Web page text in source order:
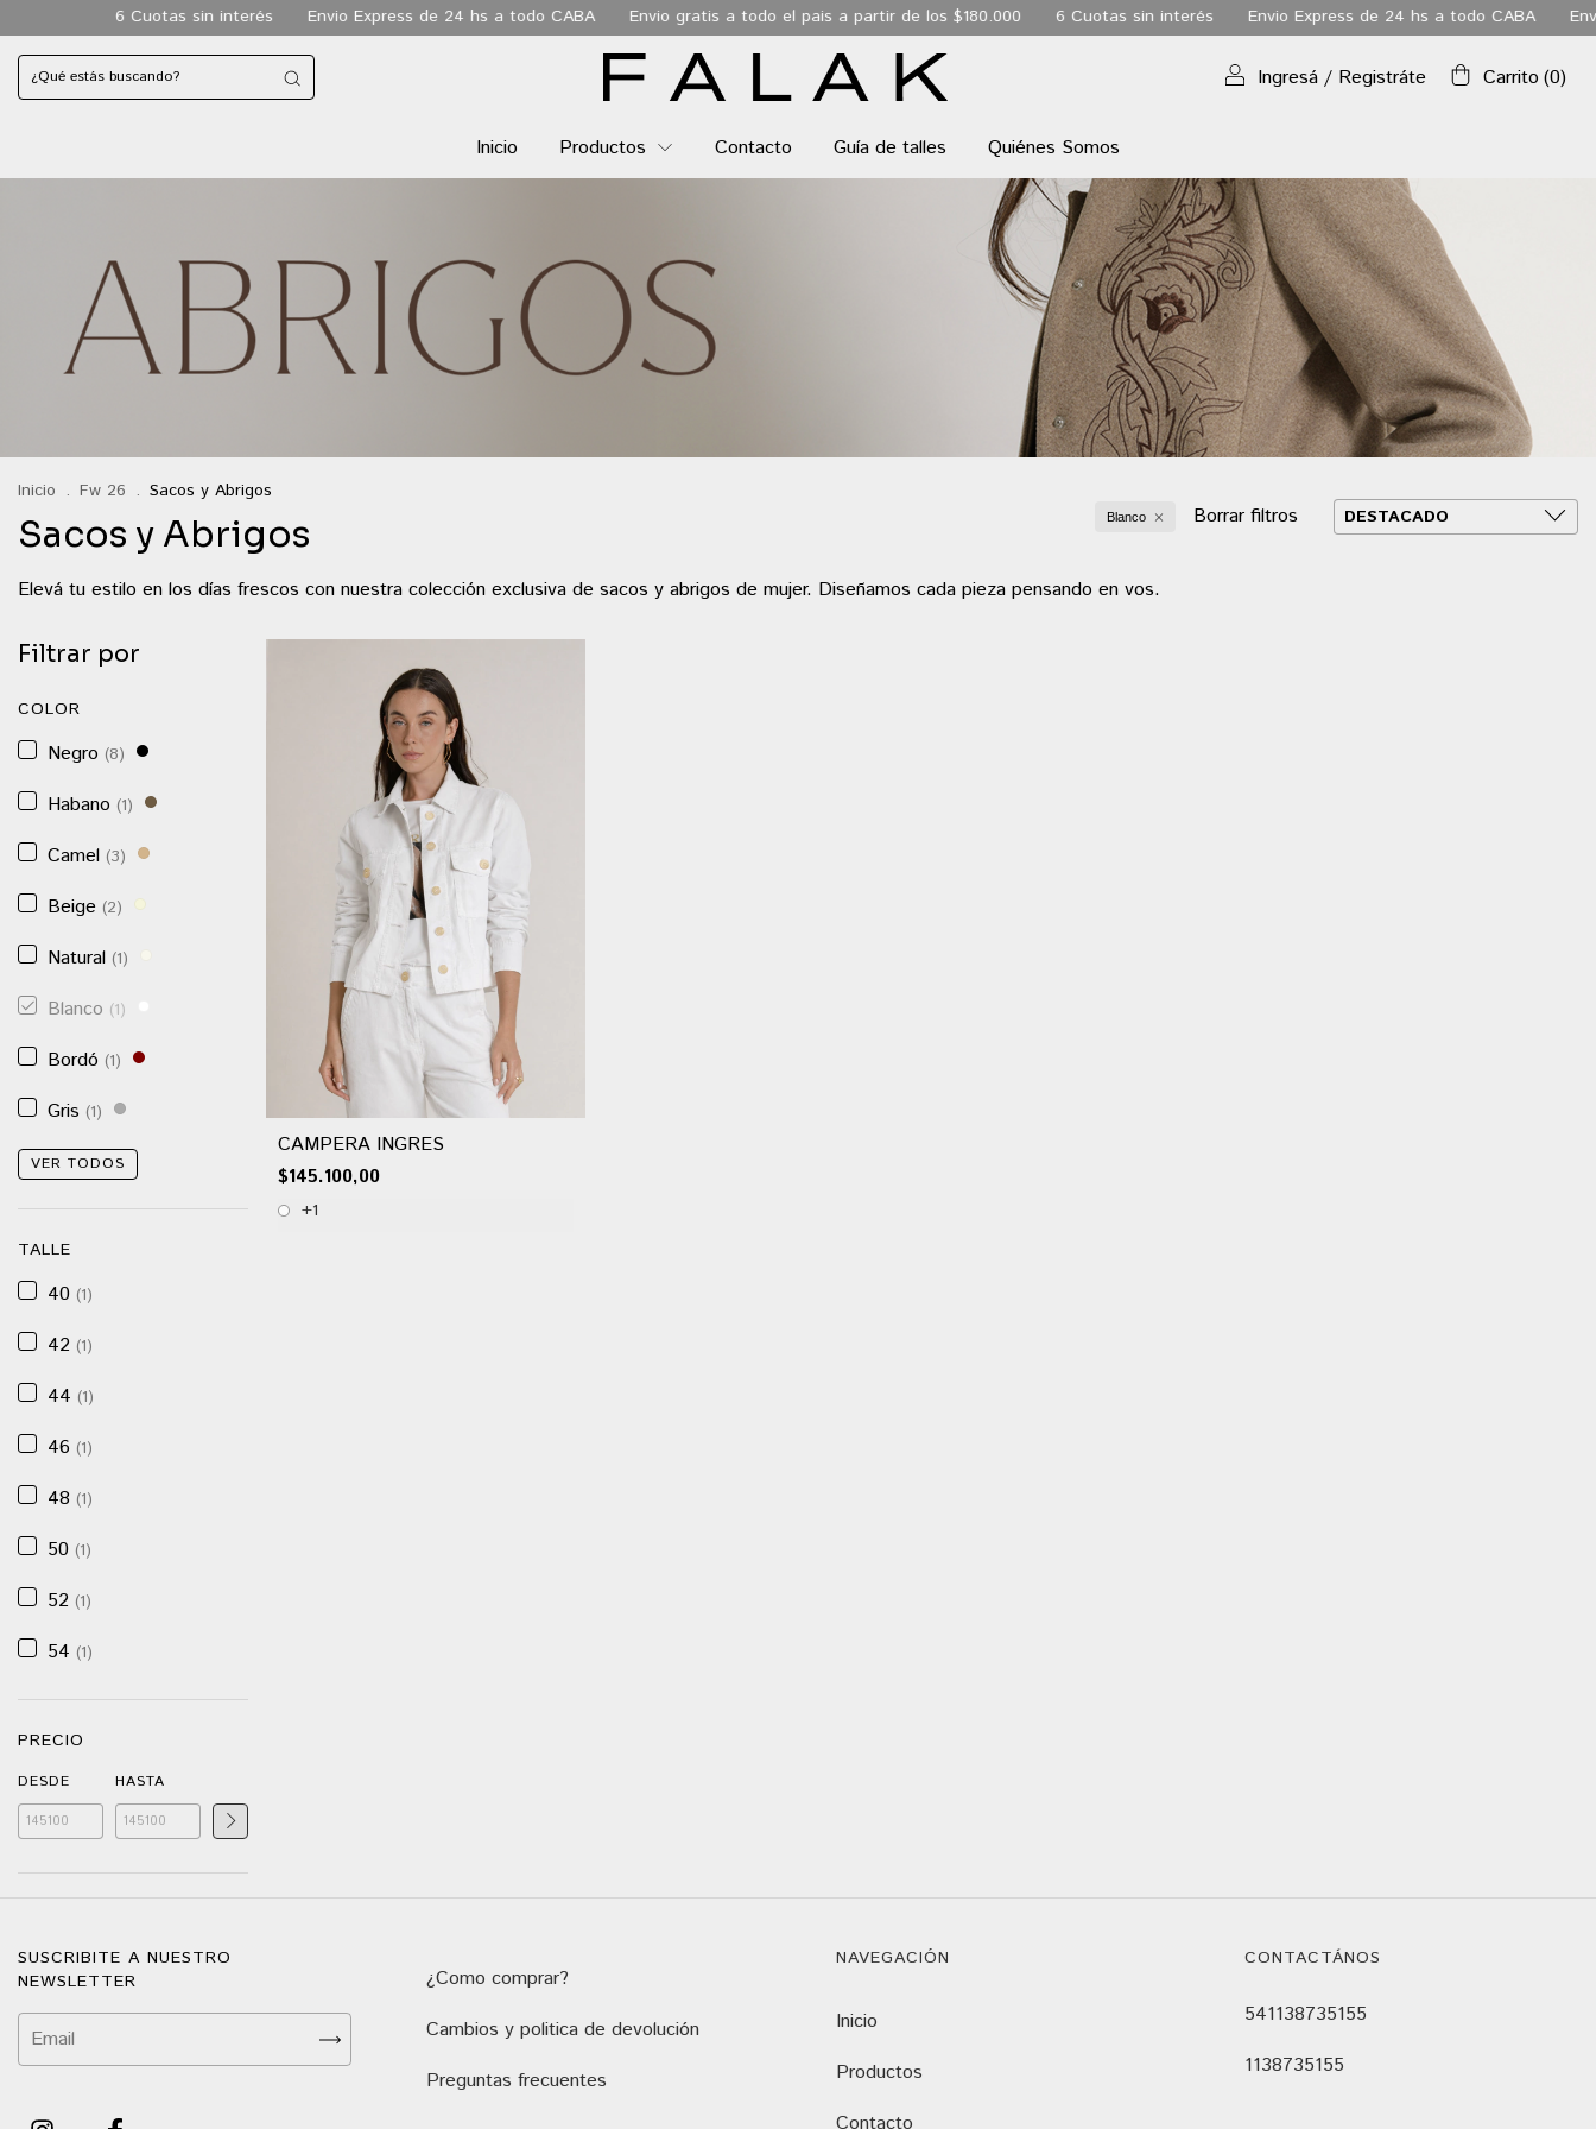
6 Cuotas sin interés Envio Express de 24 hs a todo CABA Envio gratis a todo el pais a partir de los $180.000 6 Cuotas sin interés Envio Express de 24 hs a todo CABA Envio gratis a
Ingresá / Registráte Carrito (0)
Inicio Productos Contacto Guía de talles Quiénes Somos
Inicio . Fw 26 . Sacos y Abrigos
Sacos y Abrigos Blanco Borrar filtros
Elevá tu estilo en los días frescos con nuestra colección exclusiva de sacos y abrigos de mujer. Diseñamos cada pieza pensando en vos.
Filtrar por
COLOR
Negro (8)
Habano (1)
Camel (3)
Beige (2)
Natural (1)
Blanco (1)
Bordó (1)
Gris (1)
VER TODOS
TALLE
40 (1)
42 (1)
44 (1)
46 (1)
48 (1)
50 (1)
52 (1)
54 (1)
PRECIO
DESDE HASTA
CAMPERA INGRES
$145.100,00
+1
SUSCRIBITE A NUESTRO
NEWSLETTER
¿Como comprar?
Cambios y politica de devolución
Preguntas frecuentes
NAVEGACIÓN
Inicio
Productos
CONTACTÁNOS
541138735155
1138735155